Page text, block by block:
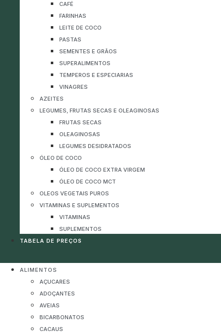
CAFÉ
FARINHAS
LEITE DE COCO
PASTAS
SEMENTES E GRÃOS
SUPERALIMENTOS
TEMPEROS E ESPECIARIAS
VINAGRES
AZEITES
LEGUMES, FRUTAS SECAS E OLEAGINOSAS
FRUTAS SECAS
OLEAGINOSAS
LEGUMES DESIDRATADOS
ÓLEO DE COCO
ÓLEO DE COCO EXTRA VIRGEM
ÓLEO DE COCO MCT
OLEOS VEGETAIS PUROS
VITAMINAS E SUPLEMENTOS
VITAMINAS
SUPLEMENTOS
TABELA DE PREÇOS
ALIMENTOS
AÇUCARES
ADOÇANTES
AVEIAS
BICARBONATOS
CACAUS